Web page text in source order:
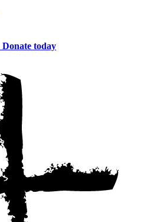
Donate today